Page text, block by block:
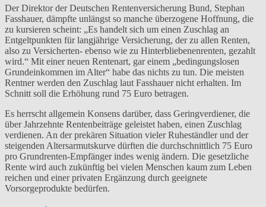
Der Direktor der Deutschen Rentenversicherung Bund, Stephan
Fasshauer, dämpfte unlängst so manche überzogene Hoffnung, die
zu kursieren scheint: „Es handelt sich um einen Zuschlag an
Entgeltpunkten für langjährige Versicherung, der zu allen Renten,
also zu Versicherten- ebenso wie zu Hinterbliebenenrenten, gezahlt
wird.“ Mit einer neuen Rentenart, gar einem „bedingungslosen
Grundeinkommen im Alter“ habe das nichts zu tun. Die meisten
Rentner werden den Zuschlag laut Fasshauer nicht erhalten. Im
Schnitt soll die Erhöhung rund 75 Euro betragen.
Es herrscht allgemein Konsens darüber, dass Geringverdiener, die
über Jahrzehnte Rentenbeiträge geleistet haben, einen Zuschlag
verdienen. An der prekären Situation vieler Ruheständler und der
steigenden Altersarmutskurve dürften die durchschnittlich 75 Euro
pro Grundrenten-Empfänger indes wenig ändern. Die gesetzliche
Rente wird auch zukünftig bei vielen Menschen kaum zum Leben
reichen und einer privaten Ergänzung durch geeignete
Vorsorgeprodukte bedürfen.